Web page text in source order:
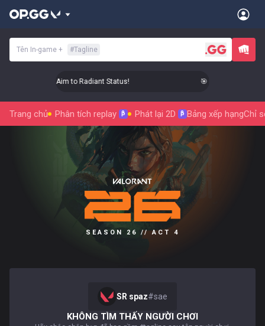
Tên In-game + #Tagline
Level Up Your Aim to Radiant Status! 🎯 Level Up Your
Trang chủ Phân tích replay β Phát lại 2D β Bảng xếp hạngChỉ
SEASON 26 // ACT 4
SR spaz#sae
KHÔNG TÌM THẤY NGƯỜI CHƠI